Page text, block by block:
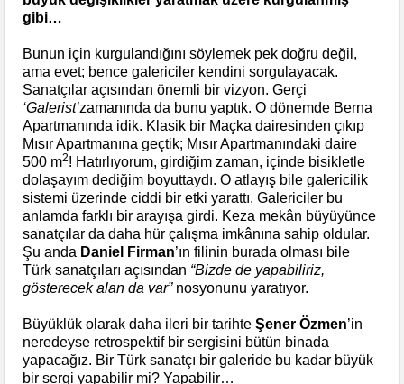
gibi…
Bunun için kurgulandığını söylemek pek doğru değil,
ama evet; bence galericiler kendini sorgulayacak.
Sanatçılar açısından önemli bir vizyon. Gerçi
‘Galerist’zamanında da bunu yaptık. O dönemde Berna
Apartmanında idik. Klasik bir Maçka dairesinden çıkıp
Mısır Apartmanına geçtik; Mısır Apartmanındaki daire
500 m2! Hatırlıyorum, girdiğim zaman, içinde bisikletle
dolaşayım dediğim boyuttaydı. O atlayış bile galericilik
sistemi üzerinde ciddi bir etki yarattı. Galericiler bu
anlamda farklı bir arayışa girdi. Keza mekân büyüyünce
sanatçılar da daha hür çalışma imkânına sahip oldular.
Şu anda Daniel Firman’ın filinin burada olması bile
Türk sanatçıları açısından “Bizde de yapabiliriz,
gösterecek alan da var”nosyonunu yaratıyor.
Büyüklük olarak daha ileri bir tarihteŞener Özmen’in
neredeyse retrospektif bir sergisini bütün binada
yapacağız. Bir Türk sanatçı bir galeride bu kadar büyük
bir sergi yapabilir mi? Yapabilir…